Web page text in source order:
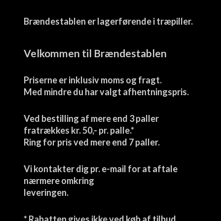
Brændestablen er lagerførende i træpiller.
Velkommen til Brændestablen
Priserne er inklusiv moms og fragt.
Med mindre du har valgt afhentningspris.
Ved bestilling af mere end 3 paller
fratrækkes kr. 50,- pr. palle.*
Ring for pris ved mere end 7 paller.
Vi kontakter dig pr. e-mail for at aftale
nærmere omkring
leveringen.